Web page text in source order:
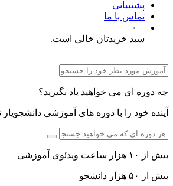
پشتیبانی
تماس با ما
۰
سبد خریدتان خالی است.
چه دوره ای می خواهید یاد بگیرید؟
آینده خود را با دوره های آموزشی
بیش از ۱۰ هزار ساعت ویدئوی آموزشی
بیش از ۵۰ هزار دانشجو